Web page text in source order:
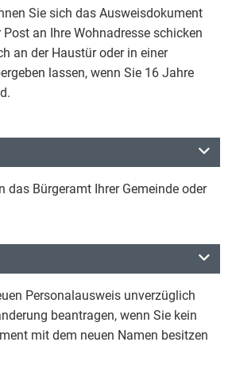
Sie sich das Ausweisdokument
an Ihre Wohnadresse schicken
an der Haustür oder in einer
lassen, wenn Sie 16 Jahre
das Bürgeramt Ihrer Gemeinde oder
Personalausweis unverzüglich
beantragen, wenn Sie kein
mit dem neuen Namen besitzen